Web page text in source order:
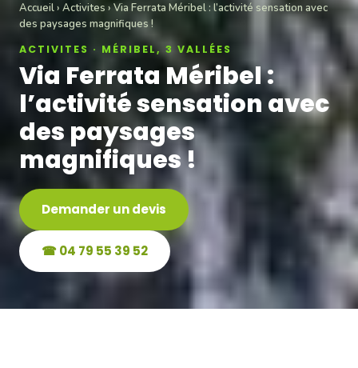
Accueil› Activites › Via Ferrata Méribel : l’activité sensation avec
des paysages magnifiques !
ACTIVITES · MÉRIBEL, 3 VALLÉES
Via Ferrata Méribel :
l’activité sensation avec
des paysages
magnifiques !
Demander un devis
☎ 04 79 55 39 52